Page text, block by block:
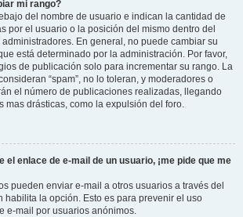
mi rango?
del nombre de usuario e indican la cantidad de
por el usuario o la posición del mismo dentro del
En general, no puede cambiar su
está determinado por la administración. Por favor,
de publicación solo para incrementar su rango. La
“spam”, no lo toleran, y moderadores o
el número de publicaciones realizadas, llegando
mas drásticas, como la expulsión del foro.
el enlace de e-mail de un usuario, ¡me pide que me
pueden enviar e-mail a otros usuarios a través del
habilita la opción. Esto es para prevenir el uso
e-mail por usuarios anónimos.